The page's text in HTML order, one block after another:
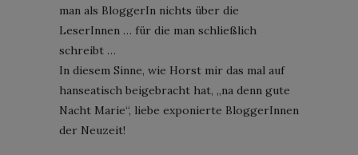
man als BloggerIn nichts über die
LeserInnen … für die man schließlich
schreibt …
In diesem Sinne, wie Horst mir das mal auf
hanseatisch beigebracht hat, „na denn gute
Nacht Marie“, liebe exponierte BloggerInnen
der Neuzeit!